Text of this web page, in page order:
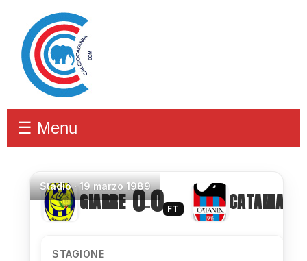
☰ Menu
Stadio·19 marzo 1989
GIARRE 0–0 FT CATANIA
STAGIONE